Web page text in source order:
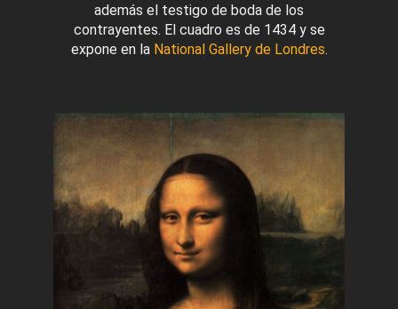
además el testigo de boda de los
contrayentes. El cuadro es de 1434 y se
expone en la National Gallery de Londres.